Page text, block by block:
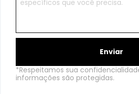
Enviar
*Respeitamos sua
informações são protegidas.